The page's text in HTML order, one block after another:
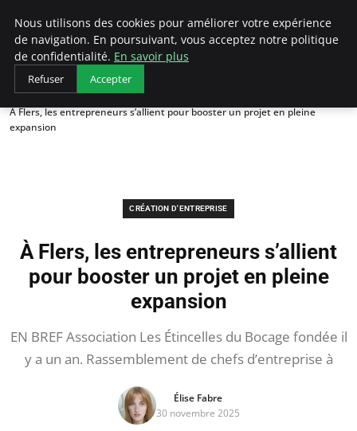
LECFCM
Accueil
Création d'entreprise
À Flers, les entrepreneurs s’allient pour booster un projet en pleine
expansion
CRÉATION D'ENTREPRISE
À Flers, les entrepreneurs s’allient
pour booster un projet en pleine
expansion
EN BREF Association Les Étincelles du Bocage fondée il
y a un an. Rassemblement de chefs d’entreprise à
Élise Fabre
30 novembre 2025
Nous utilisons des cookies pour améliorer votre expérience
de navigation. En poursuivant, vous acceptez notre politique
de confidentialité. En savoir plus
Refuser Accepter